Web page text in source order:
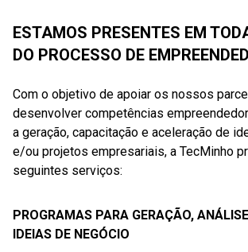
ESTAMOS PRESENTES EM
DO PROCESSO DE
Com o objetivo de apoiar os nossos
desenvolver competências
a geração, capacitação e aceleração de
e/ou projetos empresariais, a TecMinho
seguintes serviços:
PROGRAMAS PARA GERAÇÃO,
IDEIAS DE NEGÓCIO